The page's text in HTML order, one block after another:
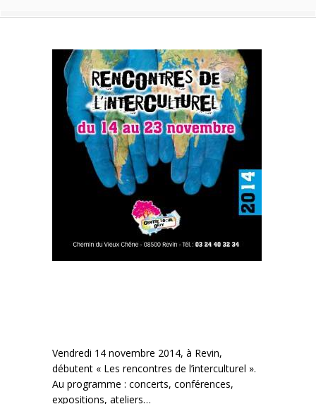
Vendredi 14 novembre 2014, à Revin,
débutent « Les rencontres de l’interculturel ».
Au programme : concerts, conférences,
expositions, ateliers…